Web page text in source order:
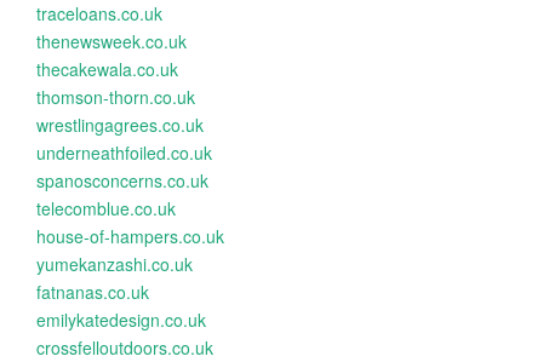
traceloans.co.uk
thenewsweek.co.uk
thecakewala.co.uk
thomson-thorn.co.uk
wrestlingagrees.co.uk
underneathfoiled.co.uk
spanosconcerns.co.uk
telecomblue.co.uk
house-of-hampers.co.uk
yumekanzashi.co.uk
fatnanas.co.uk
emilykatedesign.co.uk
crossfelloutdoors.co.uk